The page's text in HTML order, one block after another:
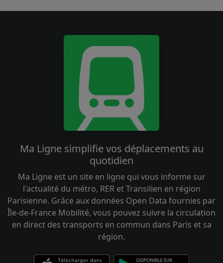
Ma Ligne simplifie vos déplacements au
quotidien
Ma Ligne est un site en ligne qui vous informe sur
l'actualité du métro, RER et Transilien en région
Parisienne. Grâce aux données Open Data fournies par
Île-de-France Mobilité, vous pouvez suivre la circulation
en direct des transports en commun dans Paris et sa
région.